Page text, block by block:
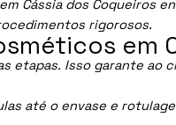
Cássia dos Coqueiros
rigorosos.
etapas. Isso garante
até o envase e
em